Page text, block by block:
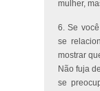
mulher,
6. Se
se
mostrar
Não fuja
se